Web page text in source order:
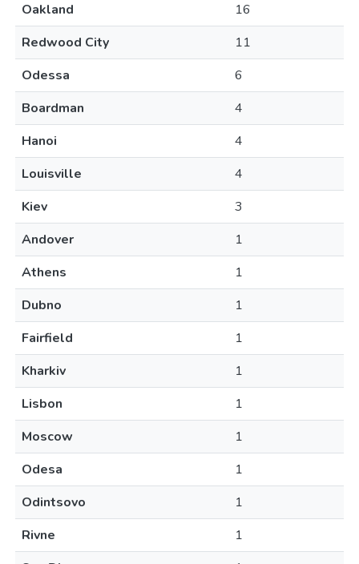
Oakland
16
Redwood City
11
Odessa
6
Boardman
4
Hanoi
4
Louisville
4
Kiev
3
Andover
1
Athens
1
Dubno
1
Fairfield
1
Kharkiv
1
Lisbon
1
Moscow
1
Odesa
1
Odintsovo
1
Rivne
1